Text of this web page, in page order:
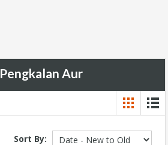
Pengkalan Aur
Sort By: